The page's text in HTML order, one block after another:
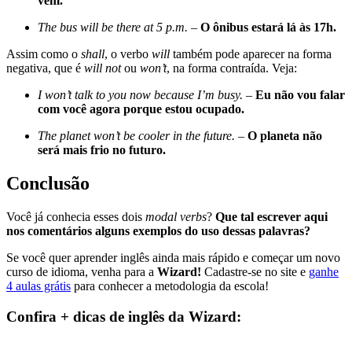
The bus will be there at 5 p.m. – O ônibus estará lá às 17h.
Assim como o shall, o verbo will também pode aparecer na forma
negativa, que é will notou won’t, na forma contraída. Veja:
I won’t talk to you now because I’m busy. – Eu não vou falar
com você agora porque estou ocupado.
The planet won’t be cooler in the future. – O planeta não
será mais frio no futuro.
Conclusão
Você já conhecia esses dois modal verbs? Que tal escrever aqui
nos comentários alguns exemplos do uso dessas palavras?
Se você quer aprender inglês ainda mais rápido e começar um novo
curso de idioma, venha para a Wizard! Cadastre-se no site e ganhe
4 aulas grátis para conhecer a metodologia da escola!
Confira + dicas de inglês da Wizard: